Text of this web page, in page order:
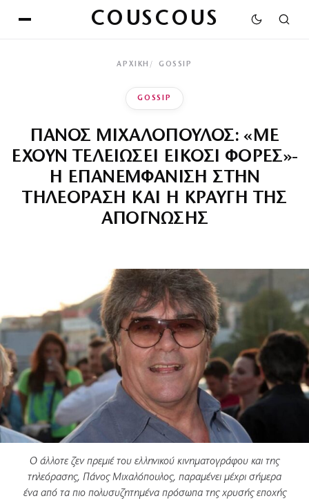
COUSCOUS
ΑΡΧΙΚΉ GOSSIP
GOSSIP
ΠΑΝΟΣ ΜΙΧΑΛΟΠΟΥΛΟΣ: «ΜΕ
ΕΧΟΥΝ ΤΕΛΕΙΩΣΕΙ ΕΙΚΟΣΙ ΦΟΡΕΣ»-
Η ΕΠΑΝΕΜΦΑΝΙΣΗ ΣΤΗΝ
ΤΗΛΕΟΡΑΣΗ ΚΑΙ Η ΚΡΑΥΓΗ ΤΗΣ
ΑΠΟΓΝΩΣΗΣ
Ο άλλοτε ζεν πρεμιέ του ελληνικού κινηματογράφου και της
τηλεόρασης, Πάνος Μιχαλόπουλος, παραμένει μέχρι σήμερα
ένα από τα πιο πολυσυζητημένα πρόσωπα της χρυσής εποχής